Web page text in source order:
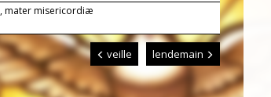
mater misericordiæ
veille lendemain